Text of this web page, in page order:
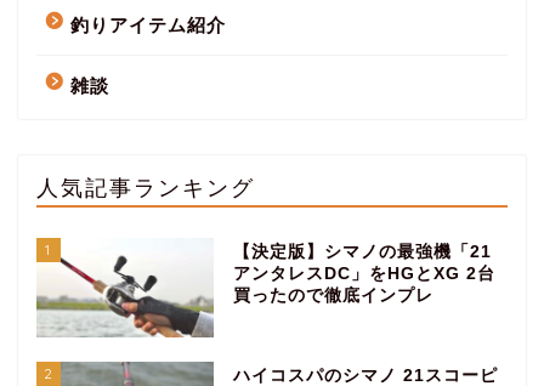
釣りアイテム紹介
雑談
人気記事ランキング
1
【決定版】シマノの最強機「21
アンタレスDC」をHGとXG 2台
買ったので徹底インプレ
2
ハイコスパのシマノ 21スコーピ